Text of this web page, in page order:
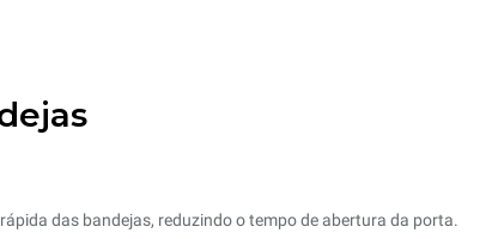
das bandejas, reduzindo o tempo de abertura da porta.